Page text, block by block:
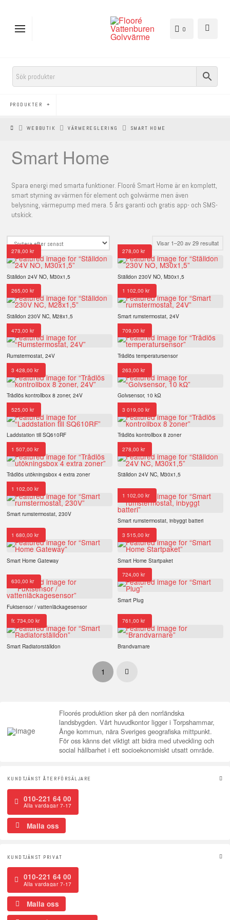
0
PRODUKTER
HEM WEBBUTIK VÄRMEREGLERING SMART HOME
Smart Home
Spara energi med smarta funktioner. Flooré Smart Home är en komplett,
smart styrning av värmen för element och golvvärme men även
belysning, värmepump med mera. 5 års garanti och gratis app- och SMS-
utskick.
Visar 1–20 av 29 resultat
278,00kr
Ställdon 24V NO, M30x1,5
278,00 kr
Ställdon 230V NO, M30x1,5
265,00kr
Ställdon 230V NC, M28x1,5
1 102,00 kr
Smart rumstermostat, 24V
473,00kr
Rumstermostat, 24V
709,00 kr
Trådlös temperatursensor
3 428,00kr
Trådlös kontrollbox 8 zoner, 24V
263,00 kr
Golvsensor, 10 kΩ
525,00kr
Laddstation till SQ610RF
3 019,00 kr
Trådlös kontrollbox 8 zoner
1 507,00kr
Trådlös utökningsbox 4 extra zoner
278,00 kr
Ställdon 24V NC, M30x1,5
1 102,00kr
Smart rumstermostat, 230V
1 102,00 kr
Smart rumstermostat, inbyggt batteri
1 680,00kr
Smart Home Gateway
3 515,00 kr
Smart Home Startpaket
630,00kr
Fuktsensor / vattenläckagesensor
724,00 kr
Smart Plug
fr.734,00kr
Smart Radiatorställdon
761,00 kr
Brandvarnare
1 Next
Floorés produktion sker på den norrländska
landsbygden. Vårt huvudkontor ligger i Torpshammar,
Ånge kommun, nära Sveriges geografiska mittpunkt.
För oss känns det viktigt att bidra med utveckling och
social hållbarhet i ett socioekonomiskt utsatt område.
KUNDTJÄNST ÅTERFÖRSÄLJARE
010-221 64 00
Alla vardagar 7-17
Maila oss
KUNDTJÄNST PRIVAT
010-221 64 00
Alla vardagar 7-17
Maila oss